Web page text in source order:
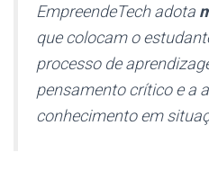
EmpreendeTech adota
que colocam o
processo de
pensamento crítico e a
conhecimento em